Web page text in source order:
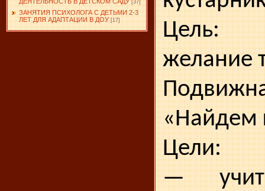
[37]
ЗАНЯТИЯ ПСИХОЛОГА С ДЕТЬМИ 2-3
ЛЕТ ДЛЯ АДАПТАЦИИ В ДОУ [17]
Цель:
желание
«Найдем
Цели:
—